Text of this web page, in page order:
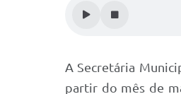
A Secretária
partir do mês de